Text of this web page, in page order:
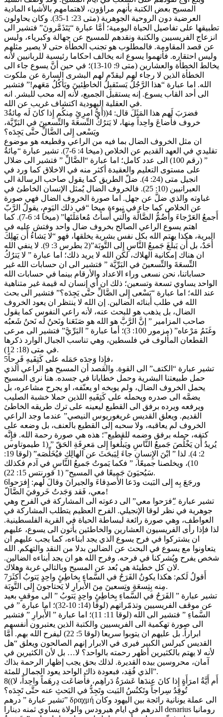
المسيح بعض الكتبة بأنهم مراؤون، لاهتمامهم بالأشياء المادية
العرضية دون الروحية الجوهرية (متى 23: 1-35). وكان يحاولون
تطبيقها على تفاصيل الحياة اليومية؛ أمَّا عبارة “يَتَذَمَّرونَ” فتشير الى
انزعاج الفريسيين والكتبة ونقدهم للمسيح عن جهالة وكبرياء، وليس
عن قصد المقاومة. فالمطلوب هو تجنب الخطأة حتى لا يصير مثلهم
وليس احتقاره. فأتهموا يسوع انه يخالف احكاما رئيسية للربانيين لأنه
يخالط الخطأة والعشارين (متى 9: 10-13)؛ في حين أنَّ يسوع جاء الى
الخطأة الذين لا رجاء لهم ليقدّم لهم البشرى السارة عن ملكوت
الله. اما عبارة “هذا الرَّجُلُ يَستَقبِلُ الخاطِئينَ ويَأكُلُ مَعَهم!” فتشير
الى أحد القاب يسوع. إنه يستقبل الجميع، لأنه إله محب للبشر. انه
في العقلية اليهودية اكتشاف غريب عن الله.
3فضرَبَ لَهم هذا المَثَلَ قال: 4((أَيُّ امرِئٍ مِنكُم إِذا كانَ لَه مِائةُ
خروف فأَضاعَ واحِداً مِنها، لا يَترُكُ التِّسعَةَ والتِّسعينَ في البَرِّيَّة،
ويَسْعى إِلى الضَّالِّ حتَّى يَجِدَه؟
ان مثل الخروف الضال بما فيه من الراعي وقطيعه هو موضوع
تقليدي في العهد القديم عن الخلاص (ميخا 4: 6-7). تشير عبارة “مِائةُ
” (رقم 100) الى عدد كامل؛ اما عبارة “الضَّالِّ ” فتشير الى ضلال
على مستوى التعليم والعقيدة أكثر منه في الاخلاق كما ورد في
انجيل متى (24: 4). ضلّ الطريق كما يقول صاحب الرسالة الى
العبرانيين (10: 25). فالخروف الضال يُمثل الإنسان الخاطئ في
غباوته والذي ضلَّ عن جهل. اما صورة الخروف الضال فهي صورة
عن الخلاص كما جاء في نبوءة ميخا “في ذلك اليَومِ، يقولُ الرَّبّ
أَجمعُ العَرْجاءَ وأَضُمُّ الضَّالَّة والَّتي أَسأتُ مُعامَلَتَها” (ميخا 4: 6-7). كما
اهتم يسوع الراعي الصالح بخروف ضال واحد وفتش عليه في
البرية، هكذا يهتم الله بكل نفس بشرية يخلقها، فهو “لا يَشاءُ أَن يَهلِكَ
أَحَدٌ، بل أَن يَبلُغَ جَميعُ النَّاسِ إِلى التَّوبَة”(2 بطرس 3: 9). لا ينفي الله
ان هناك إمكانية الهلاك، لكن الله لا يريد ذلك؛ اما عبارة ” لا يَترُكُ
التِّسعَةَ والتِّسعينَ في البَرِّيَّة ” فتشير الى ان حسابات الله غير
حساباتنا، نحن نسعى وراء الاعداد والأرقام بينما في حسابات الله
الواحد يساوي تسعة وتسعين؛ ذلك ان أي إنسان له قيمة غير متناهية
عند الله؛ اما عبارة “يَسْعى إِلى الضَّالِّ حتَّى يَجِدَه؟” فتشير الى بحث
الله في طلب أبنائه الضالين. إن الله لا ينتظر ان يعود الخروف
الضال، بل يذهب هو للبحث عنه، لأنه راعي النفوس كما يقول
صاحب المزامير ” إنَّ الرَّبَّ هو الله هو صَنَعَنا ونَحنُ لَه نَحنُ شَعبُه
وغَنَمُ مَرْعاه” (مزمور 100: 3)؛ أما عبارة ” البَرِّيَّ” فتشير الى مرعى
القطعان المألوف في فلسطين، وهي تناسب الجبال الوارد ذكرها
في متى (18: 12).
5فإِذا وَجدَه حَمَله على كَتِفَيهِ فَرِحاً،
تشير عبارة “الكتف” الى القوة. والقصد أن المسيح هو الراعي الذي
حمل طبيعتنا البشرية وحمل خطايانا في جسده. هنا نرى المسيح
يحمل الخروف الضال، ولم يوبخه او يعنّفه، او يجرح مشاعره، بل
يضمَّه الى صدره ويحمله على كَتِفَيهِ اللذين حملا خشبة الصليب
ويرفعه ويرده برفق الى القطيع ليعينه على ترك طريقه الخاطئ
القديم. ويعلق القديس غريغوريوس النيصي” عندما وجد الراعي
الخروف لم يعاقبه، ولا سحبه إلى القطيع بالعنف، بل وضعه على
كتفه، حمله برفق وضمه للقطيع”؛ هذه هي صورة رحمة الله. فإِنَّه
يُريدُ أَن يَخْلُصَ جَميعُ النَّاسِ ويَبلُغوا إِلى مَعرِفَةِ الحَقّ ” (1 طيموتاوس
2: 4). لذا ” ابْنَ الإِنسانِ جاءَ لِيَبحَثَ عن الهالِكِ فيُخَلِّصَه” (لوقا 19:
10)، ويخلصنا جميعًا، ” فكما يَموتُ جَميعُ النَّاسِ في آدم فكذلك
سَيُحيَونَ جَميعًا في المسيح” (1 قورنتس 15: 22).
6ورجَعَ بِه إِلى البَيت ودَعا الأَصدِقاءَ والجيرانَ وقالَ لَهم: إِفرَحوا
معي، فَقد وَجَدتُ خَروفيَ الضَّالّ!
تشير عبارة “ِفرَحوا معي” الى دعوته الى المشاركة في الفرح وهي
جوهرية في نظر لوقا الإنجيلي. الفرح العظيم يتطلب المشاركة في
العواطف، وهي صورة رائعة لبساطة الحياة في القرية الفلسطينية.
لذا فإذا رأى الفريسيون العشارين والخاطئين يأتون الى يسوع، عليهم
ان يشتركوا في فرح يسوع الذي يجد ابناءه، كما يجب عليهم ان
يتعاونوا مع يسوع في البحث عن الضالين بدلا من النقد والتهكم. الله
شخص يفرح ويُشركنا في فرحه. وفرح الله هو ان يجد أبناءه الضالين.
لان كل خطيئة هي بُعد عن المسيح وبالتالي غربة وهلاك.
7أَقولُ لَكم: هكذا يكونُ الفَرَحُ في السَّماءِ بِخاطِئٍ واحِدٍ يَتوبُ أَكثَرَ
مِنه بِتِسعَةٍ وتِسعينَ مِنَ الأَبرارِ لا يَحتاجونَ إِلى التَّوبَة.
تشير عبارة ” الفَرَحُ في السَّماءِ بِخاطِئٍ واحِدٍ يَتوبُ ” الى موقفٍ بعيد
عن موقف الفريسيين وتذمّراتهم (لوقا (14: 10-32)؛ اما عبارة ” في
السَّماءِ ” فتشير الى الله (لوقا 11: 11)؛ اما عبارة ” الأَبرارِ ” فتشير
الى صورة تهكمية الى الفريسيين والكتبة الذين يعتبرون أنفسهم
ابراراً. بل عليهم ان يتوبوا سريعا (لوقا 5: 22) ليفرح الله بهم. أمَّا
القديس كيرلس الكبير فيرى في الابرار إنهم الصالحون ويعلق “هل
لأنه لا يهتم بالكثيرين أظهر رحمته بالواحد؟ لا… بل لأن الكثيرين في
آمان، محروسين بيده القديرة. لذلك بحق يجب إظهار الرحمة بذاك
الذي فُقِد، فبعودة ذاك الواحد يعود الجمال للمئة”.
8((أَم أَيَّةُ امرَأَةٍ إِذا كانَ عِندَها عَشرَةُ دَراهِم، فأَضاعَت دِرهَماً واحِداً، لا
تُوقِدُ سِراجاً وتَكنُسُ البَيت وتَجِدُّ في البَحثِ عنه حتَّى تَجِدَه؟
تشير عبارة ” درهم” δραχμή الى عملة يونانية رائجة بين اليهود وكان
الدرهم في ايام هيرودس والولاة يساوي ثمنه دينارا denarius رومانيا